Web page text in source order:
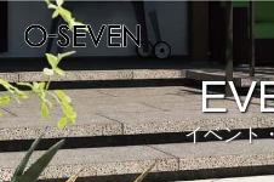
イベント